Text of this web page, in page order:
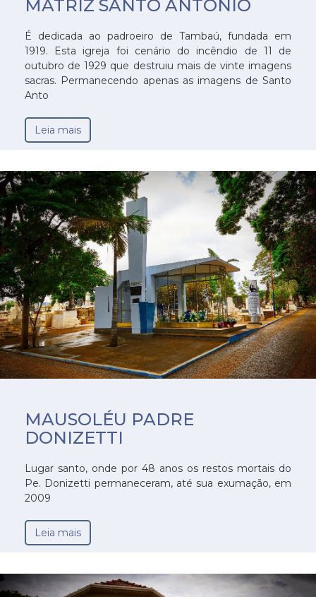
MATRIZ SANTO ANTONIO
É dedicada ao padroeiro de Tambaú, fundada em
1919. Esta igreja foi cenário do incêndio de 11 de
outubro de 1929 que destruiu mais de vinte imagens
sacras. Permanecendo apenas as imagens de Santo
Anto
Leia mais
MAUSOLÉU PADRE
DONIZETTI
Lugar santo, onde por 48 anos os restos mortais do
Pe. Donizetti permaneceram, até sua exumação, em
2009
Leia mais